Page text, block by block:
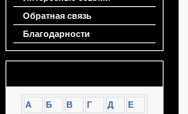
Обратная связь
Благодарности
А Б В Г Д
Е